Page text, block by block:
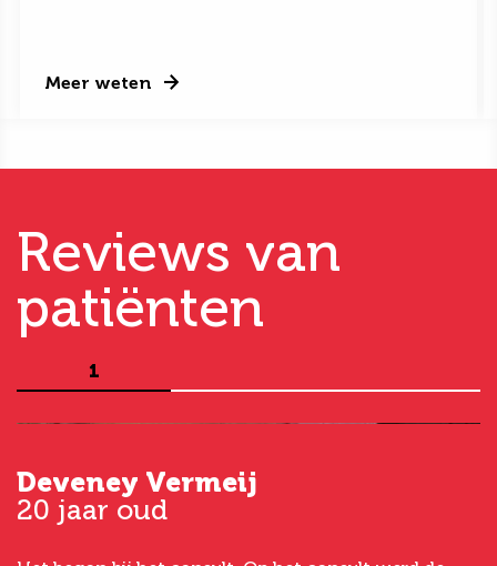
Meer weten
Reviews van
patiënten
1
Deveney Vermeij
20 jaar oud